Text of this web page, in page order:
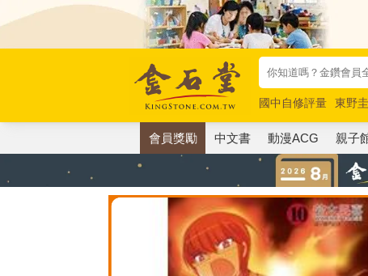
國中自修評量 東野
唯紅花綻放
奧德賽
會員獎勵 中文書 動漫ACG 親子